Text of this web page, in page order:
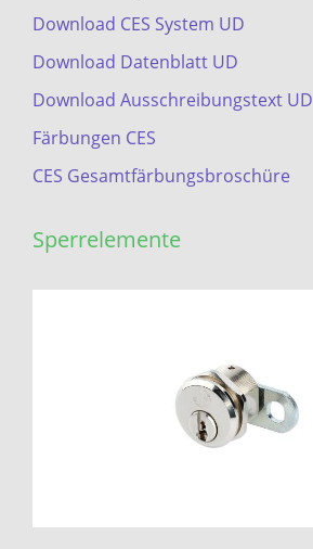
Download CES System UD
Download Datenblatt UD
Download Ausschreibungstext UD
Färbungen CES
CES Gesamtfärbungsbroschüre
Sperrelemente